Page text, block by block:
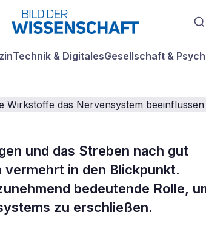
Technik & DigitalesGesellschaft &
und
Wie
und das Streben nach gut
in den Blickpunkt.
bedeutende Rolle,
zu erschließen.